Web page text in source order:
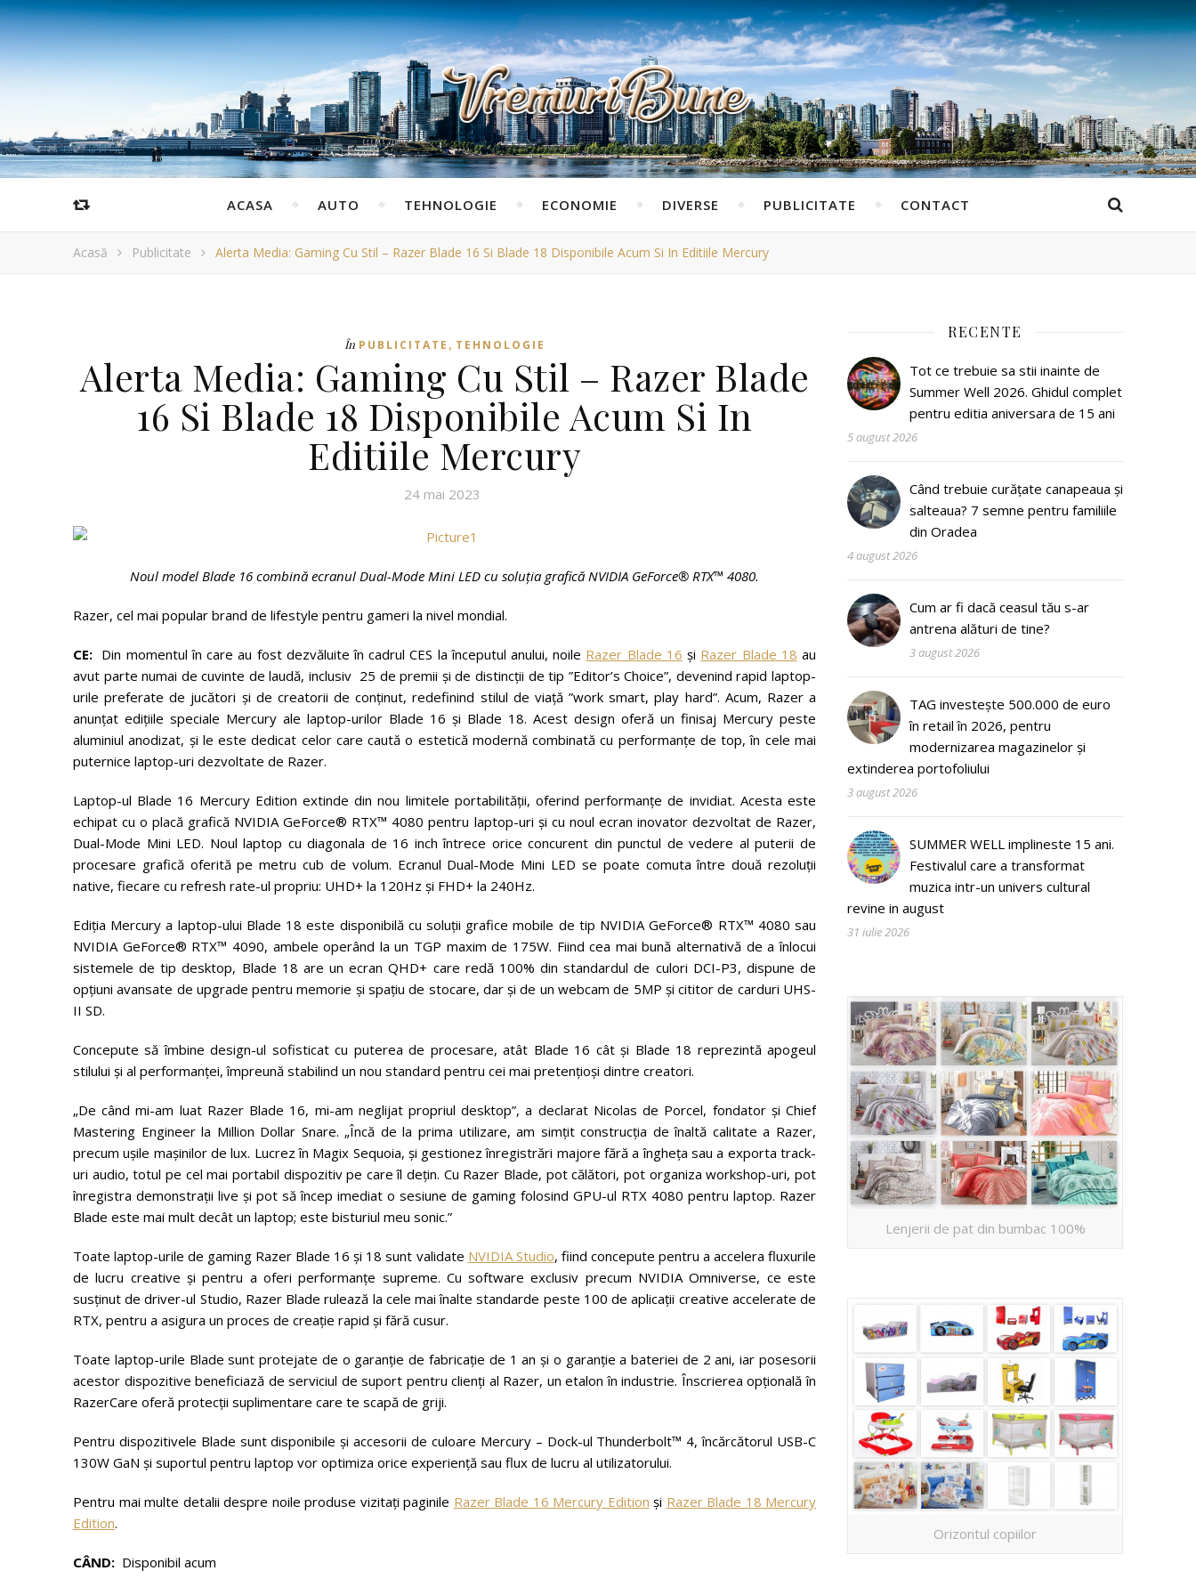
ACASA AUTO TEHNOLOGIE ECONOMIE DIVERSE PUBLICITATE CONTACT
Acasă Publicitate Alerta Media: Gaming Cu Stil – Razer Blade 16 Si Blade 18 Disponibile Acum Si In Editiile Mercury
În PUBLICITATE , TEHNOLOGIE
Alerta Media: Gaming Cu Stil – Razer Blade
16 Si Blade 18 Disponibile Acum Si In
Editiile Mercury
24 mai 2023
Noul model Blade 16 combină ecranul Dual-Mode Mini LED cu soluția grafică NVIDIA GeForce® RTX™ 4080.
Razer, cel mai popular brand de lifestyle pentru gameri la nivel mondial.
CE: Din momentul în care au fost dezvăluite în cadrul CES la începutul anului, noile Razer Blade 16 și Razer Blade 18 au
avut parte numai de cuvinte de laudă, inclusiv 25 de premii și de distincții de tip ”Editor’s Choice”, devenind rapid laptop-
urile preferate de jucători și de creatorii de conținut, redefinind stilul de viață ”work smart, play hard”. Acum, Razer a
anunțat edițiile speciale Mercury ale laptop-urilor Blade 16 și Blade 18. Acest design oferă un finisaj Mercury peste
aluminiul anodizat, și le este dedicat celor care caută o estetică modernă combinată cu performanțe de top, în cele mai
puternice laptop-uri dezvoltate de Razer.
Laptop-ul Blade 16 Mercury Edition extinde din nou limitele portabilității, oferind performanțe de invidiat. Acesta este
echipat cu o placă grafică NVIDIA GeForce® RTX™ 4080 pentru laptop-uri și cu noul ecran inovator dezvoltat de Razer,
Dual-Mode Mini LED. Noul laptop cu diagonala de 16 inch întrece orice concurent din punctul de vedere al puterii de
procesare grafică oferită pe metru cub de volum. Ecranul Dual-Mode Mini LED se poate comuta între două rezoluții
native, fiecare cu refresh rate-ul propriu: UHD+ la 120Hz și FHD+ la 240Hz.
Ediția Mercury a laptop-ului Blade 18 este disponibilă cu soluții grafice mobile de tip NVIDIA GeForce® RTX™ 4080 sau
NVIDIA GeForce® RTX™ 4090, ambele operând la un TGP maxim de 175W. Fiind cea mai bună alternativă de a înlocui
sistemele de tip desktop, Blade 18 are un ecran QHD+ care redă 100% din standardul de culori DCI-P3, dispune de
opțiuni avansate de upgrade pentru memorie și spațiu de stocare, dar și de un webcam de 5MP și cititor de carduri UHS-
II SD.
Concepute să îmbine design-ul sofisticat cu puterea de procesare, atât Blade 16 cât și Blade 18 reprezintă apogeul
stilului și al performanței, împreună stabilind un nou standard pentru cei mai pretențioși dintre creatori.
„De când mi-am luat Razer Blade 16, mi-am neglijat propriul desktop”, a declarat Nicolas de Porcel, fondator și Chief
Mastering Engineer la Million Dollar Snare. „Încă de la prima utilizare, am simțit construcția de înaltă calitate a Razer,
precum ușile mașinilor de lux. Lucrez în Magix Sequoia, și gestionez înregistrări majore fără a îngheța sau a exporta track-
uri audio, totul pe cel mai portabil dispozitiv pe care îl dețin. Cu Razer Blade, pot călători, pot organiza workshop-uri, pot
înregistra demonstrații live și pot să încep imediat o sesiune de gaming folosind GPU-ul RTX 4080 pentru laptop. Razer
Blade este mai mult decât un laptop; este bisturiul meu sonic.”
Toate laptop-urile de gaming Razer Blade 16 și 18 sunt validate NVIDIA Studio, fiind concepute pentru a accelera fluxurile
de lucru creative și pentru a oferi performanțe supreme. Cu software exclusiv precum NVIDIA Omniverse, ce este
susținut de driver-ul Studio, Razer Blade rulează la cele mai înalte standarde peste 100 de aplicații creative accelerate de
RTX, pentru a asigura un proces de creație rapid și fără cusur.
Toate laptop-urile Blade sunt protejate de o garanție de fabricație de 1 an și o garanție a bateriei de 2 ani, iar posesorii
acestor dispozitive beneficiază de serviciul de suport pentru clienți al Razer, un etalon în industrie. Înscrierea opțională în
RazerCare oferă protecții suplimentare care te scapă de griji.
Pentru dispozitivele Blade sunt disponibile și accesorii de culoare Mercury – Dock-ul Thunderbolt™ 4, încărcătorul USB-C
130W GaN și suportul pentru laptop vor optimiza orice experiență sau flux de lucru al utilizatorului.
Pentru mai multe detalii despre noile produse vizitați paginile Razer Blade 16 Mercury Edition și Razer Blade 18 Mercury
Edition.
CÂND: Disponibil acum
RECENTE
Tot ce trebuie sa stii inainte de
Summer Well 2026. Ghidul complet
pentru editia aniversara de 15 ani
5 august 2026
Când trebuie curățate canapeaua și
salteaua? 7 semne pentru familiile
din Oradea
4 august 2026
Cum ar fi dacă ceasul tău s-ar
antrena alături de tine?
3 august 2026
TAG investește 500.000 de euro
în retail în 2026, pentru
modernizarea magazinelor și
extinderea portofoliului
3 august 2026
SUMMER WELL implineste 15 ani.
Festivalul care a transformat
muzica intr-un univers cultural
revine in august
31 iulie 2026
Lenjerii de pat din bumbac 100%
Orizontul copiilor